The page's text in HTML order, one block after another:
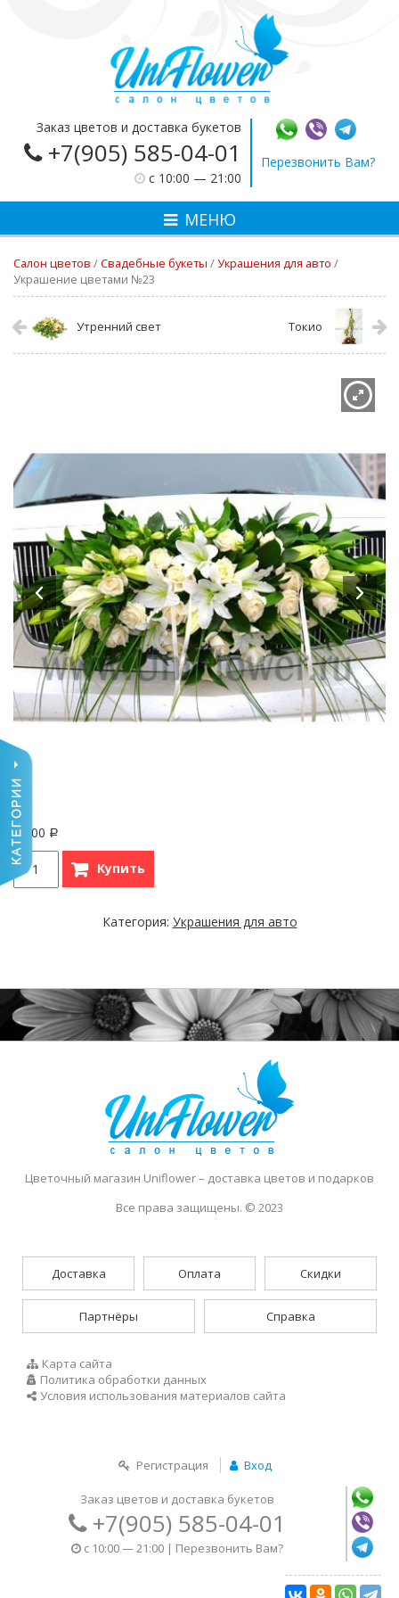
Заказ цветов и доставка букетов
+7(905) 585-04-01
c 10:00 — 21:00
Перезвонить Вам?
МЕНЮ
Салон цветов /Свадебные букеты /Украшения для авто /
Украшение цветами №23
Утренний свет Токио
5,900 Р
Купить
Категория: Украшения для авто
Цветочный магазин Uniflower– доставка цветов и подарков
Все права защищены. © 2023
Доставка Оплата Скидки
Партнёры Справка
Карта сайта
Политика обработки данных
Условия использования материалов сайта
Регистрация Вход
Заказ цветов и доставка букетов
+7(905) 585-04-01
c 10:00 — 21:00 | Перезвонить Вам?